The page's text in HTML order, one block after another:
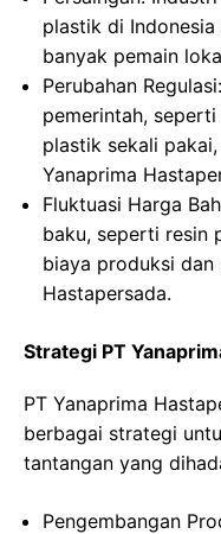
plastik di
banyak pemain
Perubahan
pemerintah,
plastik sekali
Yanaprima
Fluktuasi Harga
baku, seperti resin
biaya produksi
Hastapersada.
Strategi PT
PT Yanaprima
berbagai strategi
tantangan yang
Pengembangan